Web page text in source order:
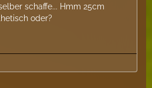
schaffe... Hmm 25cm
oder?